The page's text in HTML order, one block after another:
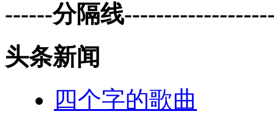
------分隔线
头条新闻
四个字的歌曲